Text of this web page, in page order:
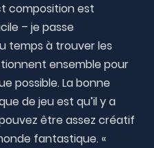
composition est
– je passe
temps à trouver les
ensemble pour
possible. La bonne
de jeu est qu’il y a
être assez créatif
fantastique. «